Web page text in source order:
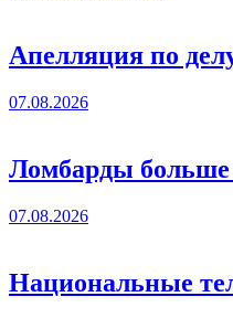
Апелляция по
07.08.2026
Ломбарды больше
07.08.2026
Национальные